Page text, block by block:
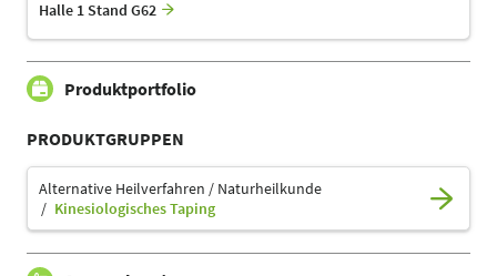
Halle 1 Stand G62
Produktportfolio
PRODUKTGRUPPEN
Alternative Heilverfahren / Naturheilkunde
Kinesiologisches Taping